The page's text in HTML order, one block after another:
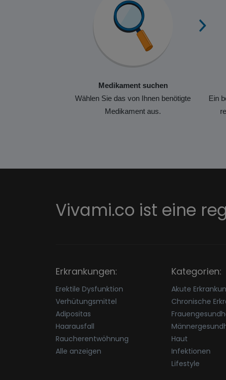
Medikament suchen
Wählen Sie das von Ihnen benötigte
Medikament aus.
Ein
Vivami.co ist eine
Erkrankungen:
Erektile Dysfunktion
Verhütungsmittel
Adipositas
Haarausfall
Raucherentwöhnung
Alle anzeigen
Kategorien:
Akute
Chronische
Haut
Infektionen
Lifestyle